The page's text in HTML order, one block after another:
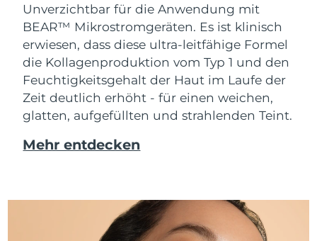
Unverzichtbar für die Anwendung mit
BEAR™ Mikrostromgeräten. Es ist klinisch
erwiesen, dass diese ultra-leitfähige Formel
die Kollagenproduktion vom Typ 1 und den
Feuchtigkeitsgehalt der Haut im Laufe der
Zeit deutlich erhöht - für einen weichen,
glatten, aufgefüllten und strahlenden Teint.
Mehr entdecken